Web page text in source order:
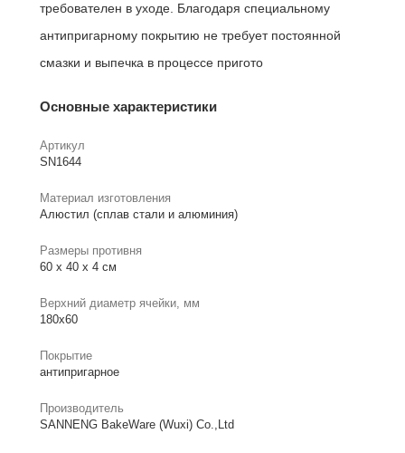
требователен в уходе. Благодаря специальному
антипригарному покрытию не требует постоянной
смазки и выпечка в процессе пригото
Основные характеристики
Артикул
SN1644
Материал изготовления
Алюстил (сплав стали и алюминия)
Размеры противня
60 х 40 х 4 см
Верхний диаметр ячейки, мм
180х60
Покрытие
антипригарное
Производитель
SANNENG BakeWare (Wuxi) Co.,Ltd